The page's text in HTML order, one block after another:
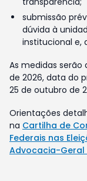
submissão
dúvida à
institucional e,
As medidas
de 2026, data do
25 de outubro de
Orientações
na Cartilha de
Federais nas
Advocacia-Geral